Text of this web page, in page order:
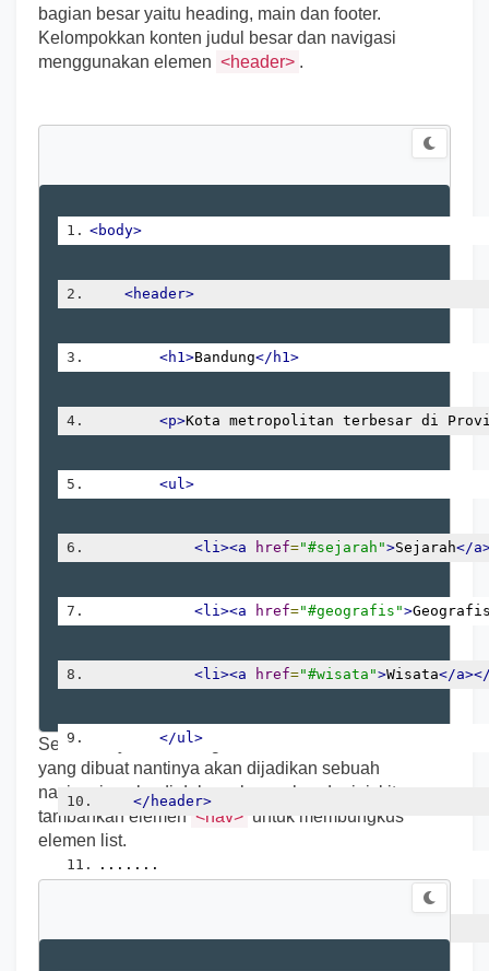
bagian besar yaitu heading, main dan footer.
Kelompokkan konten judul besar dan navigasi
menggunakan elemen <header> .
<body>
<header>
<h1>Bandung</h1>
<p>Kota metropolitan terbesar di
<ul>
<li><a href="#sejarah">Sejarah</
<li><a href="#geografis">
<li><a href="#wisata">Wisata</
</ul>
</header>
.......
Sebelumnya, kita mengetahui bahwa elemen list
yang dibuat nantinya akan dijadikan sebuah
navigasi, maka di dalam elemen header ini, kita
tambahkan elemen <nav> untuk membungkus
elemen list.